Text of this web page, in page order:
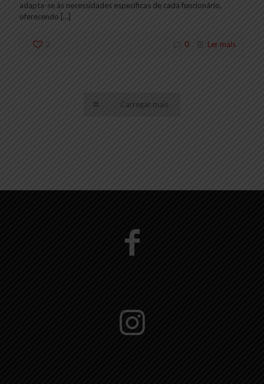
adapta-se às necessidades específicas de cada funcionário,
oferecendo […]
2 0 Ler mais
Carregar mais